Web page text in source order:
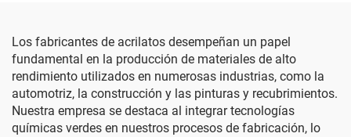
Los fabricantes de acrilatos desempeñan un papel
fundamental en la producción de materiales de alto
rendimiento utilizados en numerosas industrias, como la
automotriz, la construcción y las pinturas y recubrimientos.
Nuestra empresa se destaca al integrar tecnologías
químicas verdes en nuestros procesos de fabricación, lo